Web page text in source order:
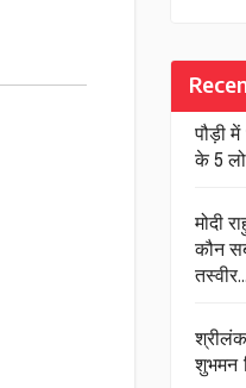
पौड़ी
के 5
मोदी
कौन
तस्वीर…
शुभमन